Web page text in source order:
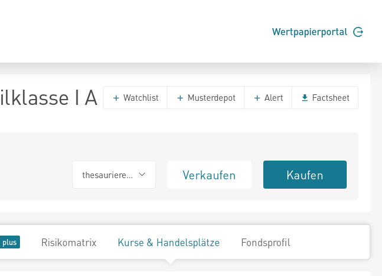
Wertpapierportal
I A Watchlist Musterdepot Alert Factsheet
thesaurierend Verkaufen Kaufen
Risikomatrix Kurse & Handelsplätze Fondsprofil